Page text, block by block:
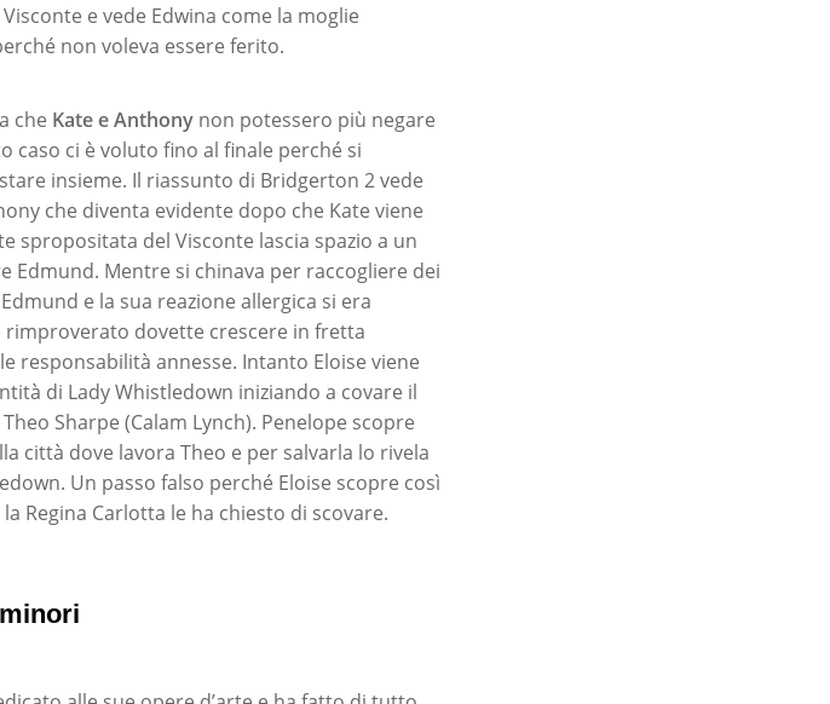
e vede Edwina come la moglie
non voleva essere ferito.
che Kate e Anthony non potessero più negare
caso ci è voluto fino al finale perché si
insieme. Il riassunto di Bridgerton 2 vede
che diventa evidente dopo che Kate viene
spropositata del Visconte lascia spazio a un
Mentre si chinava per raccogliere dei
e la sua reazione allergica si era
rimproverato dovette crescere in fretta
responsabilità annesse. Intanto Eloise viene
di Lady Whistledown iniziando a covare il
Sharpe (Calam Lynch). Penelope scopre
città dove lavora Theo e per salvarla lo rivela
Un passo falso perché Eloise scopre così
Regina Carlotta le ha chiesto di scovare.